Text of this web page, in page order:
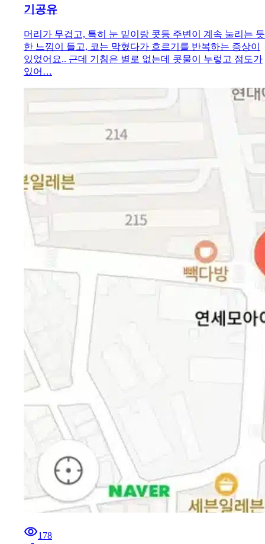
기공유
머리가 무겁고, 특히 눈 밑이랑 콧등 주변이 계속 눌리는 듯
한 느낌이 들고, 코는 막혔다가 흐르기를 반복하는 증상이
있었어요.. 근데 기침은 별로 없는데 콧물이 누렇고 점도가
있어…
178